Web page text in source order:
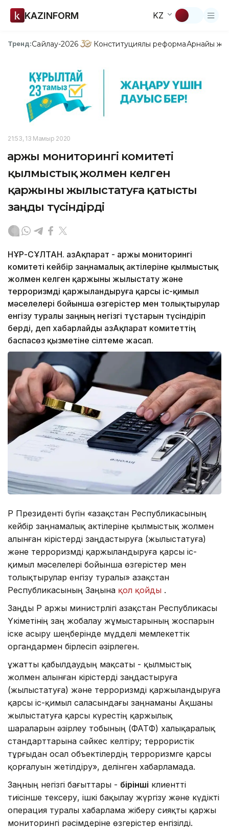
KAZINFORM KZ
Тренд:Сайлау-2026 Конституциялық реформаАрнайы
21:53, 13 Мамыр 2020
Қаржы мониторингі комитеті
қылмыстық жолмен келген
қаржыны жылыстатуға қатысты
заңды түсіндірді
НҰР-СҰЛТАН. ҚазАқпарат - Қаржы мониторингі
комитеті кейбір заңнамалық актілеріне қылмыстық
жолмен келген қаржыны жылыстату және
терроризмді қаржыландыруға қарсы іс-қимыл
мәселелері бойынша өзгерістер мен толықтырулар
енгізу туралы заңның негізгі тұстарын түсіндіріп
берді, деп хабарлайды ҚазАқпарат комитеттің
баспасөз қызметіне сілтеме жасап.
ҚР Президенті бүгін «Қазақстан Республикасының
кейбір заңнамалық актілеріне қылмыстық жолмен
алынған кірістерді заңдастыруға (жылыстатуға)
және терроризмді қаржыландыруға қарсы іс-
қимыл мәселелері бойынша өзгерістер мен
толықтырулар енгізу туралы» Қазақстан
Республикасының Заңына қол қойды .
Заңды ҚР Қаржы министрлігі Қазақстан Республикасы
Үкіметінің заң жобалау жұмыстарының жоспарын
іске асыру шеңберінде мүдделі мемлекеттік
органдармен бірлесіп әзірлеген.
Құжатты қабылдаудың мақсаты - қылмыстық
жолмен алынған кірістерді заңдастыруға
(жылыстатуға) және терроризмді қаржыландыруға
қарсы іс-қимыл саласындағы заңнаманы Ақшаны
жылыстатуға қарсы күрестің қаржылық
шараларын әзірлеу тобының (ФАТФ) халықаралық
стандарттарына сәйкес келтіру; террористік
тұрғыдан осал объектілердің терроризмге қарсы
қорғалуын жетілдіру», делінген хабарламада.
Заңның негізгі бағыттары - бірінші клиентті
тиісінше тексеру, ішкі бақылау жүргізу және күдікті
операция туралы хабарлама жіберу сияқты қаржы
мониторингі рәсімдеріне өзгерістер енгізілді.